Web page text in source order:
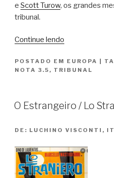
e Scott Turow, os grandes
tribunal.
Continue lendo
Collini
/
Collini”
POSTADO EM EUROPA |
NOTA 3.5 , TRIBUNAL
O Estrangeiro / Lo
DE: LUCHINO VISCONTI,